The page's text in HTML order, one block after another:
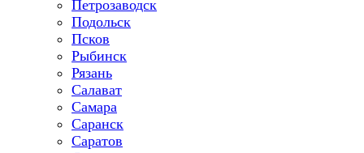
Петрозаводск
Подольск
Псков
Рыбинск
Рязань
Салават
Самара
Саранск
Саратов